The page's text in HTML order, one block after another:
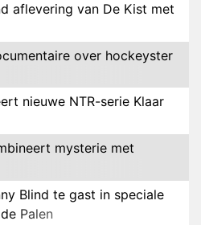
aflevering van De Kist met
over hockeyster
nieuwe NTR-serie Klaar
mysterie met
Blind te gast in speciale
Palen